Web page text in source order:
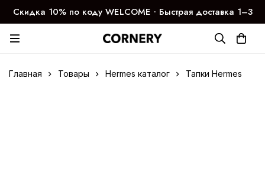
Скидка 10% по коду WELCOME ∙ Быстрая доставка 1–3
дня
Главная Товары Hermes каталог Тапки Hermes